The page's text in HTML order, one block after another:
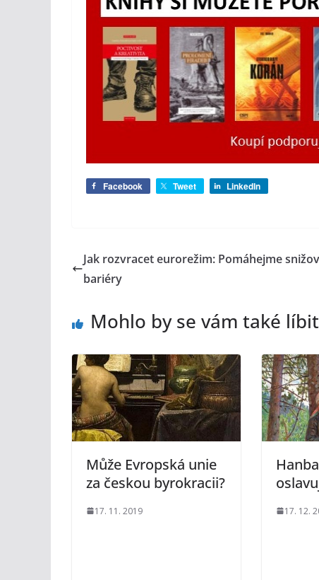
Facebook Tweet LinkedIn
Jak rozvracet eurorežim: Pomáhejme
bariéry
Mohlo by se vám také líbit
Může Evropská unie
za českou byrokracii?
17. 11. 2019 17. 12.